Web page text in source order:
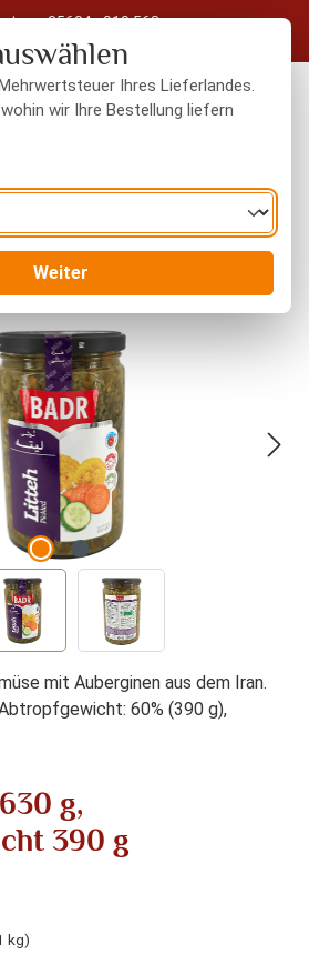
05604 - 919 563
Deutschland ab 50 € Warenwert
mit Auberginen aus dem Iran.
60% (390 g),
g,
390 g
kg)
Ihres Lieferlandes.
wir Ihre Bestellung liefern
Weiter